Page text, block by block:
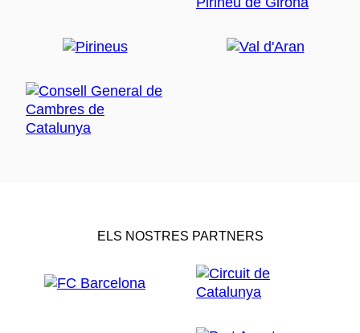
ELS NOSTRES PARTNERS